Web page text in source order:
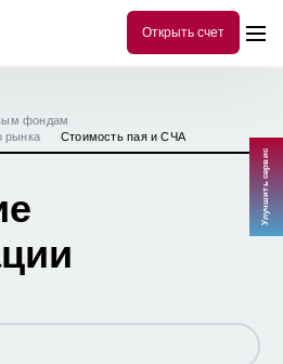
Открыть счет
фондам
рынка
Стоимость пая и СЧА
Улучшить сервис